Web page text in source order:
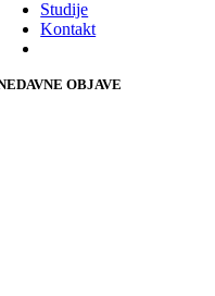
Studije
Kontakt
OBJAVE